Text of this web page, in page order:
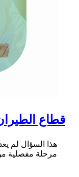
قطاع
هذا السؤال لم
مرحلة مفصلية